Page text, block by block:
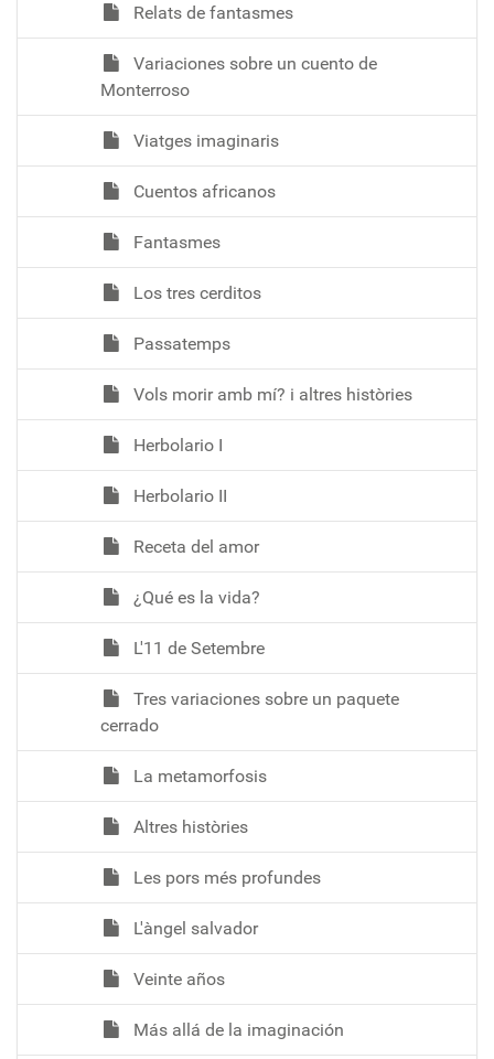
Relats de fantasmes
Variaciones sobre un cuento de
Monterroso
Viatges imaginaris
Cuentos africanos
Fantasmes
Los tres cerditos
Passatemps
Vols morir amb mí? i altres històries
Herbolario I
Herbolario II
Receta del amor
¿Qué es la vida?
L'11 de Setembre
Tres variaciones sobre un paquete
cerrado
La metamorfosis
Altres històries
Les pors més profundes
L'àngel salvador
Veinte años
Más allá de la imaginación